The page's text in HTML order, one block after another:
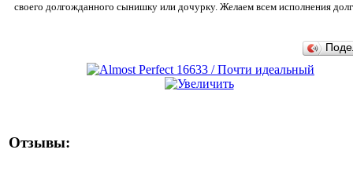
своего долгожданного сынишку или дочурку. Желаем всем исполнения
Отзывы: